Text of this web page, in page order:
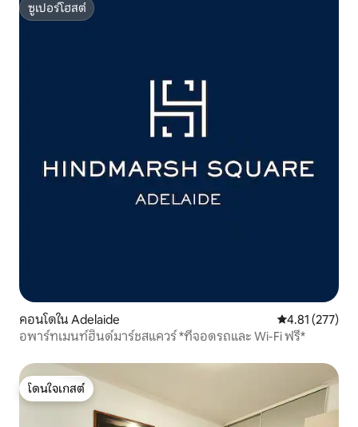
ซูเปอร์โฮสต์
ซูเปอร์โฮสต์
คอนโดใน Adelaide คะแนนเฉลี่ย
4.81 (277)
อพาร์ทเมนท์ฮินด์มาร์ชสแควร์ *ที่จอดรถและ Wi-Fi ฟรี*
โดนใจเกสต์
โดนใจเกสต์